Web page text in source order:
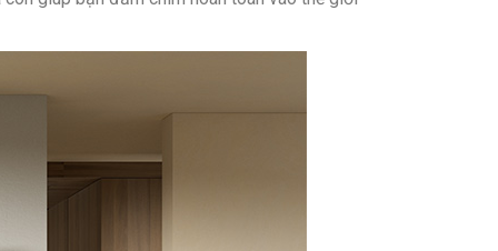
cong: Không
HDR10+ Decoding, Dolby Vision
Nhựa
xử lí hình ảnh:
hình/tần số quét chơi game VRR